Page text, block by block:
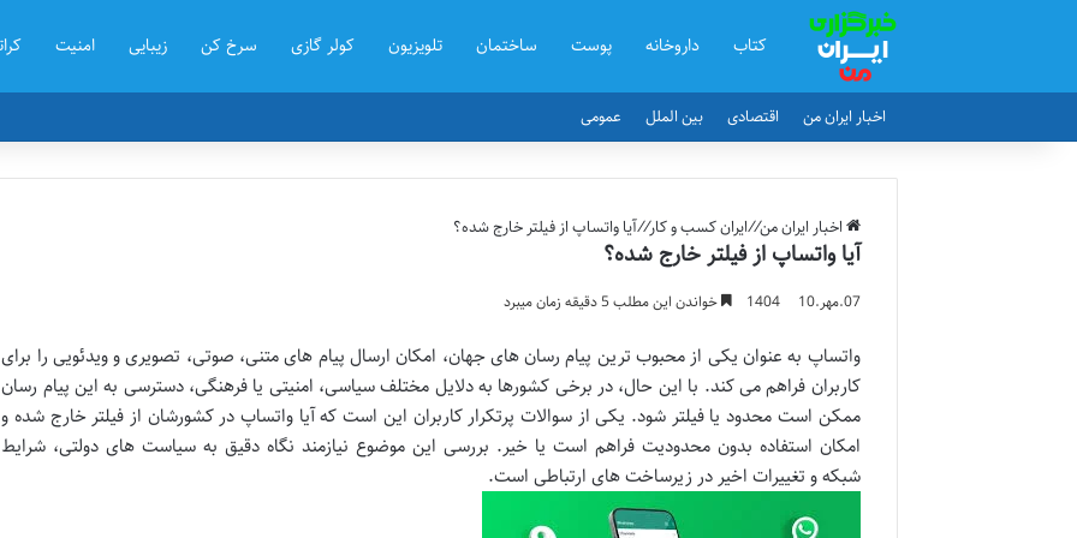
کتاب داروخانه پوست ساختمان تلویزیون کولر گازی سرخ کن زیبایی امنیت
اخبار ایران من اقتصادی بین الملل عمومی
اخبار ایران من//ایران کسب و کار//آیا واتساپ از فیلتر خارج شده؟
آیا واتساپ از فیلتر خارج شده؟
07.مهر.1404 10 خواندن این مطلب 5 دقیقه زمان میبرد
واتساپ به عنوان یکی از محبوب ترین پیام رسان های جهان، امکان ارسال پیام های متنی، صوتی، تصویری و ویدئویی را برای
کاربران فراهم می کند. با این حال، در برخی کشورها به دلایل مختلف سیاسی، امنیتی یا فرهنگی، دسترسی به این پیام رسان
ممکن است محدود یا فیلتر شود. یکی از سوالات پرتکرار کاربران این است که آیا واتساپ در کشورشان از فیلتر خارج شده و
امکان استفاده بدون محدودیت فراهم است یا خیر. بررسی این موضوع نیازمند نگاه دقیق به سیاست های دولتی، شرایط
شبکه و تغییرات اخیر در زیرساخت های ارتباطی است.